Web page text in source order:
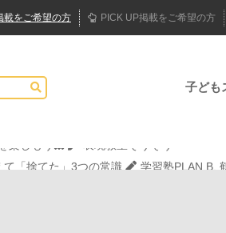
載をご希望の方 PICK UP掲載をご希望の方
子ども
「捨てた」3つの常識
学習塾PLAN B.